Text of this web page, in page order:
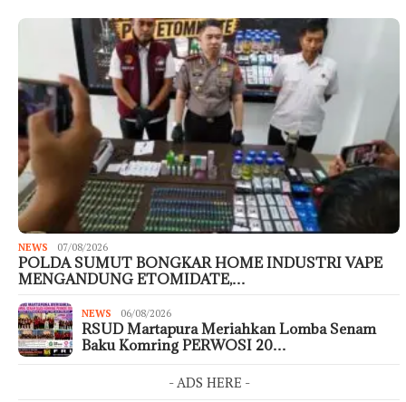
NEWS 07/08/2026
POLDA SUMUT BONGKAR HOME INDUSTRI VAPE
MENGANDUNG ETOMIDATE,…
NEWS 06/08/2026
RSUD Martapura Meriahkan Lomba Senam
Baku Komring PERWOSI 20…
- ADS HERE -